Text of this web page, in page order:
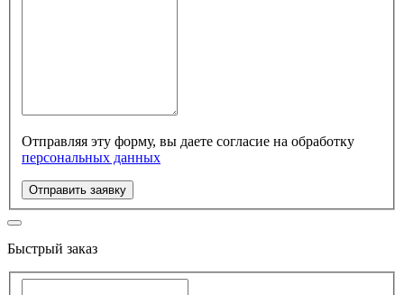
Отправляя эту форму, вы даете согласие на обработку
персональных данных
Отправить заявку
Быстрый заказ